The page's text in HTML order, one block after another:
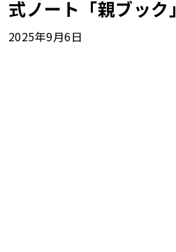
式ノート「親ブック」
2025年9月6日